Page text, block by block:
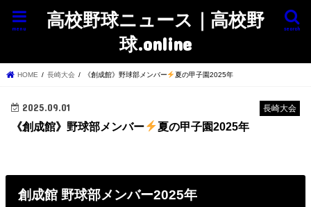
高校野球ニュース｜高校野
球.online
search
menu
HOME 長崎大会 《創成館》野球部メンバー 夏の甲子園2025年
長崎大会
2025.09.01
《創成館》野球部メンバー 夏の甲子園2025年
創成館 野球部メンバー2025年